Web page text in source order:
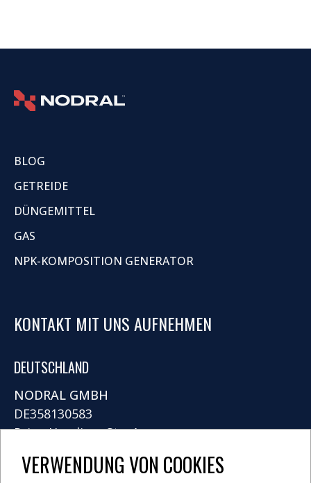
BLOG
GETREIDE
DÜNGEMITTEL
GAS
NPK-KOMPOSITION GENERATOR
KONTAKT MIT UNS AUFNEHMEN
DEUTSCHLAND
NODRAL GMBH
DE358130583
Prinz-Handjery-Str. 4
info@nodral.com
VERWENDUNG VON COOKIES